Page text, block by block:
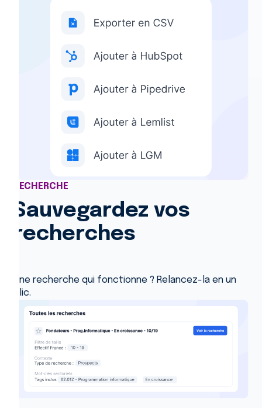
RECHERCHE
Sauvegardez vos
recherches
Une recherche qui fonctionne ? Relancez-la en un
clic.